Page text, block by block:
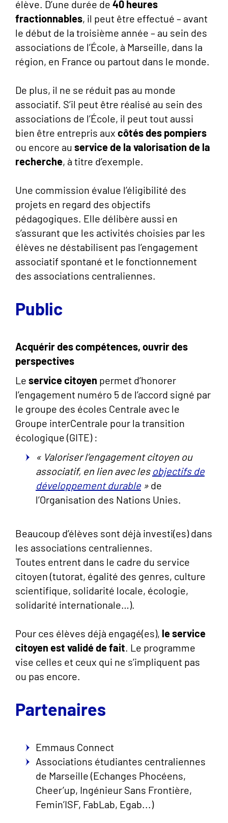
élève. D’une durée de 40 heures
fractionnables, il peut être effectué – avant
le début de la troisième année – au sein des
associations de l’École, à Marseille, dans la
région, en France ou partout dans le monde.
De plus, il ne se réduit pas au monde
associatif. S’il peut être réalisé au sein des
associations de l’École, il peut tout aussi
bien être entrepris aux côtés des pompiers
ou encore au service de la valorisation de la
recherche, à titre d’exemple.
Une commission évalue l’éligibilité des
projets en regard des objectifs
pédagogiques. Elle délibère aussi en
s’assurant que les activités choisies par les
élèves ne déstabilisent pas l’engagement
associatif spontané et le fonctionnement
des associations centraliennes.
Public
Acquérir des compétences, ouvrir des
perspectives
Le service citoyen permet d’honorer
l’engagement numéro 5 de l’accord signé par
le groupe des écoles Centrale avec le
Groupe interCentrale pour la transition
écologique (GITE) :
« Valoriser l’engagement citoyen ou
associatif, en lien avec les objectifs de
développement durable » de
l’Organisation des Nations Unies.
Beaucoup d’élèves sont déjà investi(es) dans
les associations centraliennes.
Toutes entrent dans le cadre du service
citoyen (tutorat, égalité des genres, culture
scientifique, solidarité locale, écologie,
solidarité internationale…).
Pour ces élèves déjà engagé(es), le service
citoyen est validé de fait. Le programme
vise celles et ceux qui ne s’impliquent pas
ou pas encore.
Partenaires
Emmaus Connect
Associations étudiantes centraliennes
de Marseille (Echanges Phocéens,
Cheer’up, Ingénieur Sans Frontière,
Femin’ISF, FabLab, Egab...)